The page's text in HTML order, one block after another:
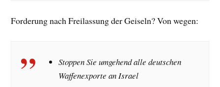
Forderung nach Freilassung der Geiseln? Von wegen:
Stoppen Sie umgehend alle deutschen
Waffenexporte an Israel